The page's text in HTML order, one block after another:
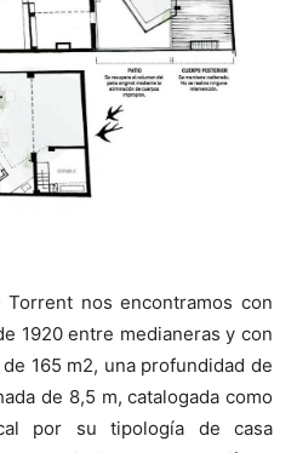
nos encontramos con
1920 entre medianeras y con
165 m2, una profundidad de
de 8,5 m, catalogada como
por su tipología de casa